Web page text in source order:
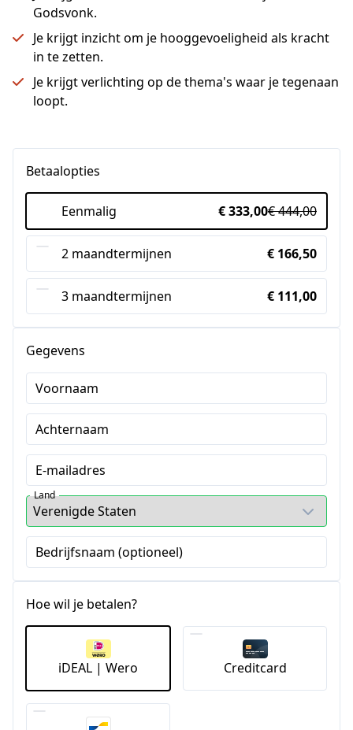
Godsvonk.
Je krijgt inzicht om je hooggevoeligheid als kracht
in te zetten.
Je krijgt verlichting op de thema's waar je tegenaan
loopt.
Betaalopties
Eenmalig € 333,00€ 444,00
2 maandtermijnen € 166,50
3 maandtermijnen € 111,00
Gegevens
Voornaam
Achternaam
E-mailadres
Land
Bedrijfsnaam (optioneel)
Hoe wil je betalen?
iDEAL | Wero Creditcard